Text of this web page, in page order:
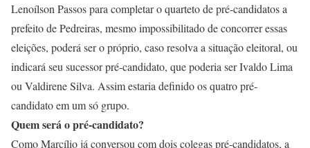
Lenoílson Passos para completar o quarteto de pré-candidatos a
prefeito de Pedreiras, mesmo impossibilitado de concorrer essas
eleições, poderá ser o próprio, caso resolva a situação eleitoral, ou
indicará seu sucessor pré-candidato, que poderia ser Ivaldo Lima
ou Valdirene Silva. Assim estaria definido os quatro pré-
candidato em um só grupo.
Quem será o pré-candidato?
Como Marcílio já conversou com dois colegas pré-candidatos, a